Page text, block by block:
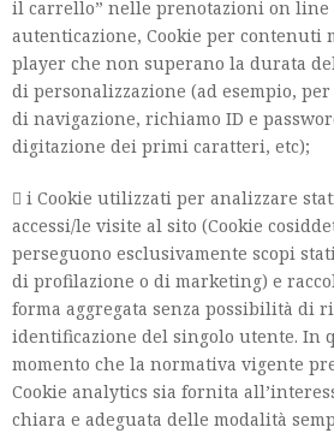
il carrello” nelle prenotazioni on line
autenticazione, Cookie per
player che non superano la durata
di personalizzazione (ad esempio,
di navigazione, richiamo ID e
digitazione dei primi caratteri, etc);
 i Cookie utilizzati per analizzare
accessi/le visite al sito (Cookie
perseguono esclusivamente scopi
di profilazione o di marketing) e
forma aggregata senza possibilità di
identificazione del singolo utente. In
momento che la normativa vigente
Cookie analytics sia fornita
chiara e adeguata delle modalità